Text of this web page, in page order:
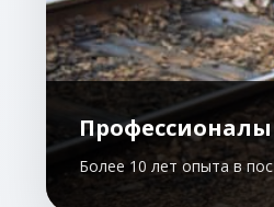
Более 10 лет опыта в